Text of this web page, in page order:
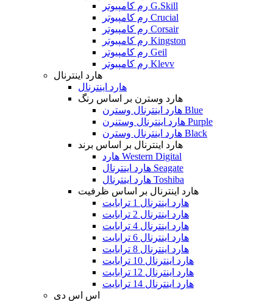
رم کامپیوتر G.Skill
رم کامپیوتر Crucial
رم کامپیوتر Corsair
رم کامپیوتر Kingston
رم کامپیوتر Geil
رم کامپیوتر Klevv
هارد اینترنال
هارد اینترنال
هارد وسترن بر اساس رنگ
هارد اینترنال وسترن Blue
هارد اینترنال وستنرن Purple
هارد اینترنال وسترن Black
هارد اینترنال بر اساس برند
هارد Western Digital
هارد اینترنال Seagate
هارد اینترنال Toshiba
هارد اینترنال بر اساس ظرفیت
هارد اینترنال 1 ترابایت
هارد اینترنال 2 ترابایت
هارد اینترنال 4 ترابایت
هارد اینترنال 6 ترابایت
هارد اینترنال 8 ترابایت
هارد اینترنال 10 ترابایت
هارد اینترنال 12 ترابایت
هارد اینترنال 14 ترابایت
اس اس دی